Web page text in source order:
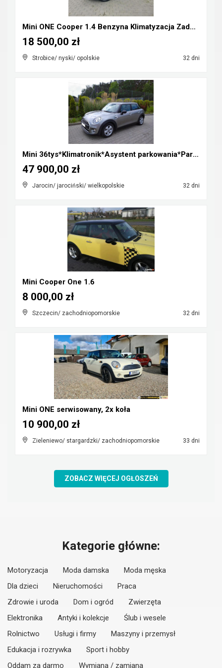
Mini ONE Cooper 1.4 Benzyna Klimatyzacja Zadbany R...
Strobice/ nyski/ opolskie 32 dni
18 500,00 zł
Mini 36tys*Klimatronik*Asystent parkowania*Parki p...
Jarocin/ jarociński/ wielkopolskie 32 dni
47 900,00 zł
Mini Cooper One 1.6
Szczecin/ zachodniopomorskie 32 dni
8 000,00 zł
Mini ONE serwisowany, 2x koła
Zieleniewo/ stargardzki/ zachodniopomorskie 33 dni
10 900,00 zł
ZOBACZ WIĘCEJ OGŁOSZEŃ
Kategorie główne:
Motoryzacja Moda damska
Moda męska
Dla dzieci
Nieruchomości
Praca
Zdrowie i uroda
Dom i ogród
Zwierzęta
Elektronika
Antyki i kolekcje
Ślub i wesele
Rolnictwo
Usługi i firmy
Maszyny i przemysł
Edukacja i rozrywka
Sport i hobby
Oddam za darmo
Wymiana / zamiana